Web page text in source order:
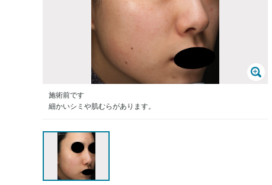
施術前です
細かいシミや肌むらがあります。